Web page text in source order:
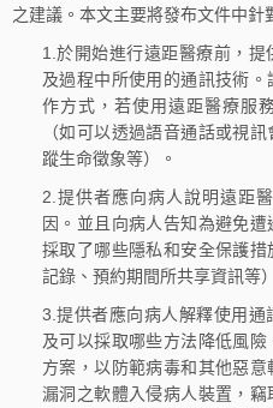
之建議。本文主要將發布文件中針
1.於開始進行遠距醫療前，
及過程中所使用的通訊技術
作方式，若使用遠距醫療服
（如可以透過語音通話或視
蹤生命徵象等）。
2.提供者應向病人說明遠距
因。並且向病人告知為避免
採取了哪些隱私和安全保護
記錄、預約期間所共享資訊等
3.提供者應向病人解釋使用
及可以採取哪些方法降低風
方案，以防範病毒和其他惡
漏洞之軟體入侵病人裝置，